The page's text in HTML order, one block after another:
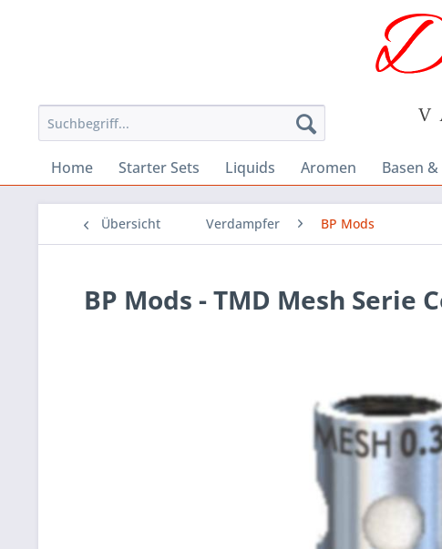
Home Starter Sets Liquids Aromen Basen
Übersicht Verdampfer BP Mods
BP Mods - TMD Mesh Serie